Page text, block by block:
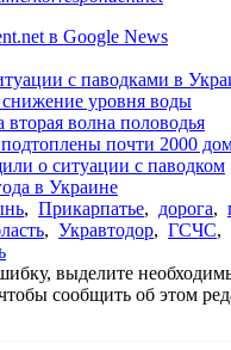
в Google News
с паводками в
уровня воды
волна половодья
почти 2000
о ситуации с паводком
в Украине
, Прикарпатье, дорога,
, Укравтодор, ГСЧС,
выделите
сообщить об этом